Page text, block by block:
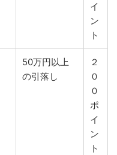
イ
ン
ト
50万円以上
の引落し
２
０
０
ポ
イ
ン
ト